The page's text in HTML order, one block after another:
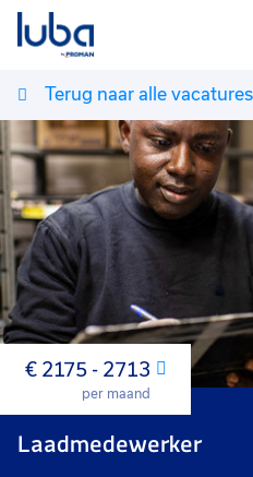
Vacatures
Over ons
Voor werkgevers
Contact
Terug naar alle vacatures
Maand
€ 2175 - 2713
per maand
Laadmedewerker